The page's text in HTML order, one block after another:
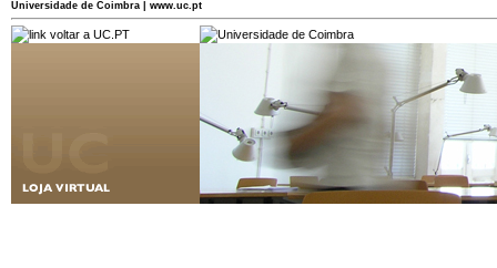
Universidade de Coimbra | www.uc.pt